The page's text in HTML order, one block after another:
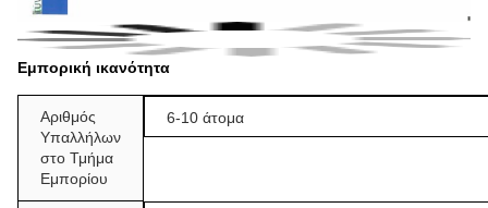
Εμπορική ικανότητα
Αριθμός
Υπαλλήλων
στο Τμήμα
Εμπορίου
6-10 άτομα